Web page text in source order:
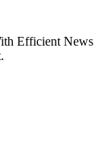
Efficient News